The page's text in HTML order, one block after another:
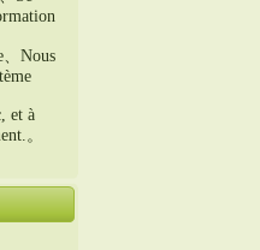
、Nous
et à
。